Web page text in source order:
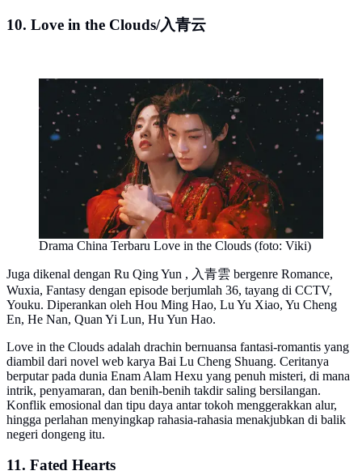
10. Love in the Clouds/入青云
Drama China Terbaru Love in the Clouds (foto: Viki)
Juga dikenal dengan Ru Qing Yun , 入青雲 bergenre Romance,
Wuxia, Fantasy dengan episode berjumlah 36, tayang di CCTV,
Youku. Diperankan oleh Hou Ming Hao, Lu Yu Xiao, Yu Cheng
En, He Nan, Quan Yi Lun, Hu Yun Hao.
Love in the Clouds adalah drachin bernuansa fantasi-romantis yang
diambil dari novel web karya Bai Lu Cheng Shuang. Ceritanya
berputar pada dunia Enam Alam Hexu yang penuh misteri, di mana
intrik, penyamaran, dan benih-benih takdir saling bersilangan.
Konflik emosional dan tipu daya antar tokoh menggerakkan alur,
hingga perlahan menyingkap rahasia-rahasia menakjubkan di balik
negeri dongeng itu.
11. Fated Hearts